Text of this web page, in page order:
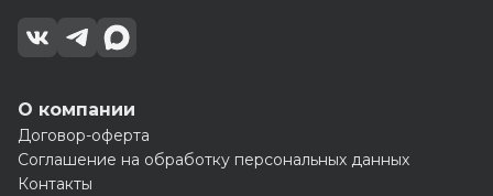
О компании
Договор-оферта
Соглашение на обработку персональных данных
Контакты